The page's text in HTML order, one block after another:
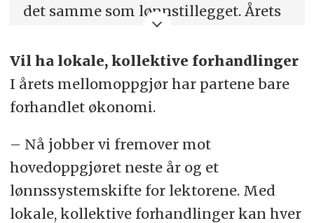
det samme som lønnstillegget. Årets
de samlede lønnsutgiftene
sammenliknet med i fjoråret. I tillegg
inkluderer rammen det som heter
Overheng
Overhenget i kommunene ble av TBU
beregnet til 2,1 prosent, mens
Vil ha lokale, kollektive forhandlinger
I årets mellomoppgjør har partene bare
forhandlet økonomi.
– Nå jobber vi fremover mot
hovedoppgjøret neste år og et
lønnssystemskifte for lektorene. Med
lokale, kollektive forhandlinger kan hver